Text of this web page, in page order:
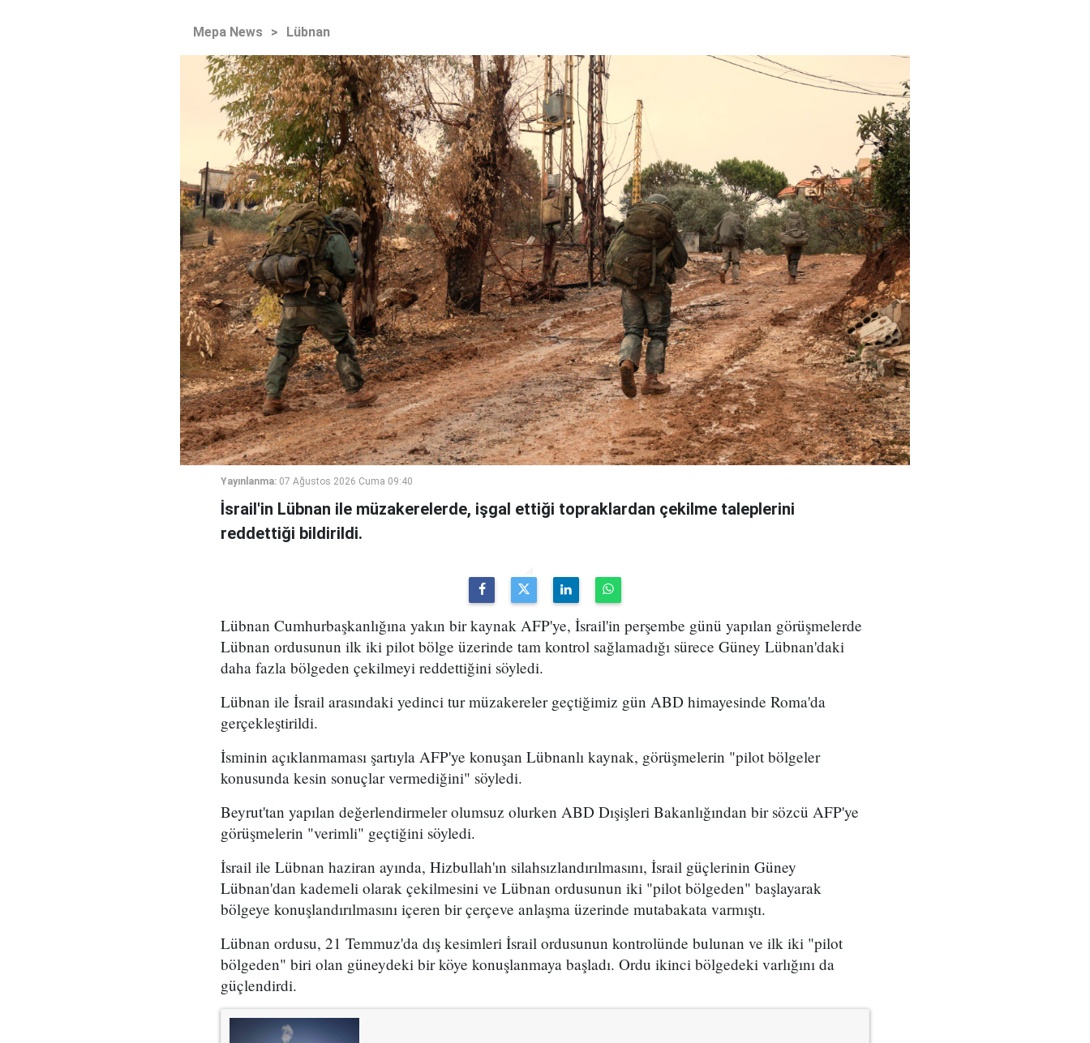
Mepa News > Lübnan
Yayınlanma: 07 Ağustos 2026 Cuma 09:40
İsrail'in Lübnan ile müzakerelerde, işgal ettiği topraklardan çekilme taleplerini
reddettiği bildirildi.
Lübnan Cumhurbaşkanlığına yakın bir kaynak AFP'ye, İsrail'in perşembe günü yapılan görüşmelerde
Lübnan ordusunun ilk iki pilot bölge üzerinde tam kontrol sağlamadığı sürece Güney Lübnan'daki
daha fazla bölgeden çekilmeyi reddettiğini söyledi.
Lübnan ile İsrail arasındaki yedinci tur müzakereler geçtiğimiz gün ABD himayesinde Roma'da
gerçekleştirildi.
İsminin açıklanmaması şartıyla AFP'ye konuşan Lübnanlı kaynak, görüşmelerin "pilot bölgeler
konusunda kesin sonuçlar vermediğini" söyledi.
Beyrut'tan yapılan değerlendirmeler olumsuz olurken ABD Dışişleri Bakanlığından bir sözcü AFP'ye
görüşmelerin "verimli" geçtiğini söyledi.
İsrail ile Lübnan haziran ayında, Hizbullah'ın silahsızlandırılmasını, İsrail güçlerinin Güney
Lübnan'dan kademeli olarak çekilmesini ve Lübnan ordusunun iki "pilot bölgeden" başlayarak
bölgeye konuşlandırılmasını içeren bir çerçeve anlaşma üzerinde mutabakata varmıştı.
Lübnan ordusu, 21 Temmuz'da dış kesimleri İsrail ordusunun kontrolünde bulunan ve ilk iki "pilot
bölgeden" biri olan güneydeki bir köye konuşlanmaya başladı. Ordu ikinci bölgedeki varlığını da
güçlendirdi.